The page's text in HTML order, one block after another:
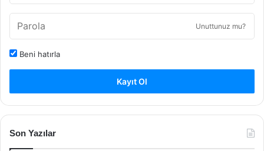
Unuttunuz mu?
Beni hatırla
Kayıt Ol
Son Yazılar